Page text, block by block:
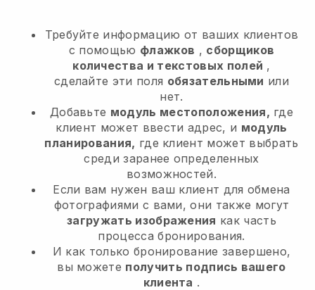
Требуйте информацию от ваших клиентов
с помощью флажков , сборщиков
количества и текстовых полей ,
сделайте эти поля обязательными или
нет.
Добавьте модуль местоположения, где
клиент может ввести адрес, и модуль
планирования, где клиент может выбрать
среди заранее определенных
возможностей.
Если вам нужен ваш клиент для обмена
фотографиями с вами, они также могут
загружать изображения как часть
процесса бронирования.
И как только бронирование завершено,
вы можете получить подпись вашего
клиента .